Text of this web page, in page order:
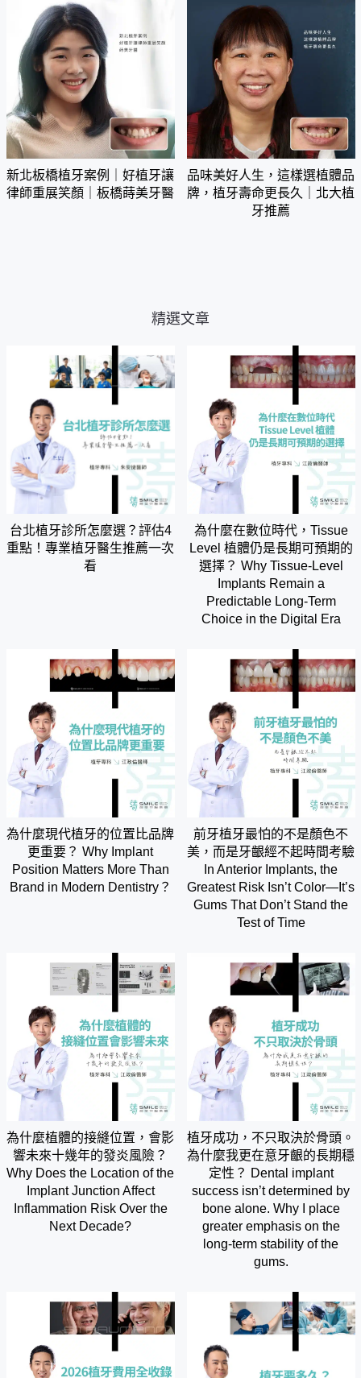
新北板橋植牙案例｜好植牙讓
律師重展笑顏｜板橋蒔美牙醫
品味美好人生，這樣選植體品
牌，植牙壽命更長久｜北大植
牙推薦
精選文章
台北植牙診所怎麼選？評估4
重點！專業植牙醫生推薦一次
看
為什麼在數位時代，Tissue
Level 植體仍是長期可預期的
選擇？ Why Tissue-Level
Implants Remain a
Predictable Long-Term
Choice in the Digital Era
為什麼現代植牙的位置比品牌
更重要？ Why Implant
Position Matters More Than
Brand in Modern Dentistry？
前牙植牙最怕的不是顏色不
美，而是牙齦經不起時間考驗
In Anterior Implants, the
Greatest Risk Isn’t Color—It’s
Gums That Don’t Stand the
Test of Time
為什麼植體的接縫位置，會影
響未來十幾年的發炎風險？
Why Does the Location of the
Implant Junction Affect
Inflammation Risk Over the
Next Decade?
植牙成功，不只取決於骨頭。
為什麼我更在意牙齦的長期穩
定性？ Dental implant
success isn’t determined by
bone alone. Why I place
greater emphasis on the
long-term stability of the
gums.
0800-777-200
免付費專線 諮詢
LINE@
線上諮詢